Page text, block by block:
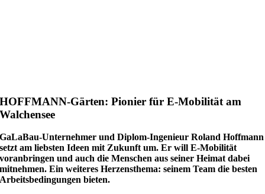
HOFFMANN-Gärten: Pionier für E-Mobilität am
Walchensee
GaLaBau-Unternehmer und Diplom-Ingenieur Roland Hoffmann
setzt am liebsten Ideen mit Zukunft um. Er will E-Mobilität
voranbringen und auch die Menschen aus seiner Heimat dabei
mitnehmen. Ein weiteres Herzensthema: seinem Team die besten
Arbeitsbedingungen bieten.